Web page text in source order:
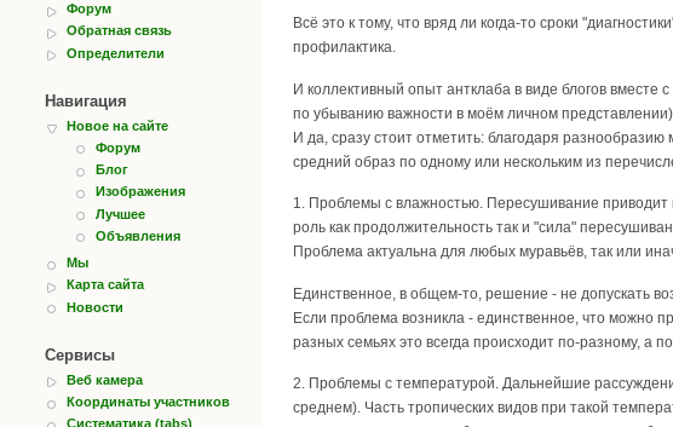
Форум
Обратная связь
Определители
Навигация
Новое на сайте
Форум
Блог
Изображения
Лучшее
Объявления
Мы
Карта сайта
Новости
Сервисы
Веб камера
Координаты участников
Систематика (tabs)
Всё это к тому, что вряд ли когда-то сроки
профилактика.
И коллективный опыт антклаба в виде блогов
по убыванию важности в моём личном представлении).
И да, сразу стоит отметить: благодаря
средний образ по одному или нескольким из
1. Проблемы с влажностью. Пересушивание приводит
роль как продолжительность так и "сила"
Проблема актуальна для любых муравьёв, так или
Единственное, в общем-то, решение - не допускать
Если проблема возникла - единственное, что можно
разных семьях это всегда происходит по-разному, а
2. Проблемы с температурой. Дальнейшие
среднем). Часть тропических видов при такой